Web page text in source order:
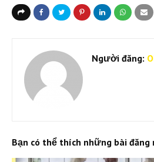
Người đăng:
Bạn có thể thích những bài đăng